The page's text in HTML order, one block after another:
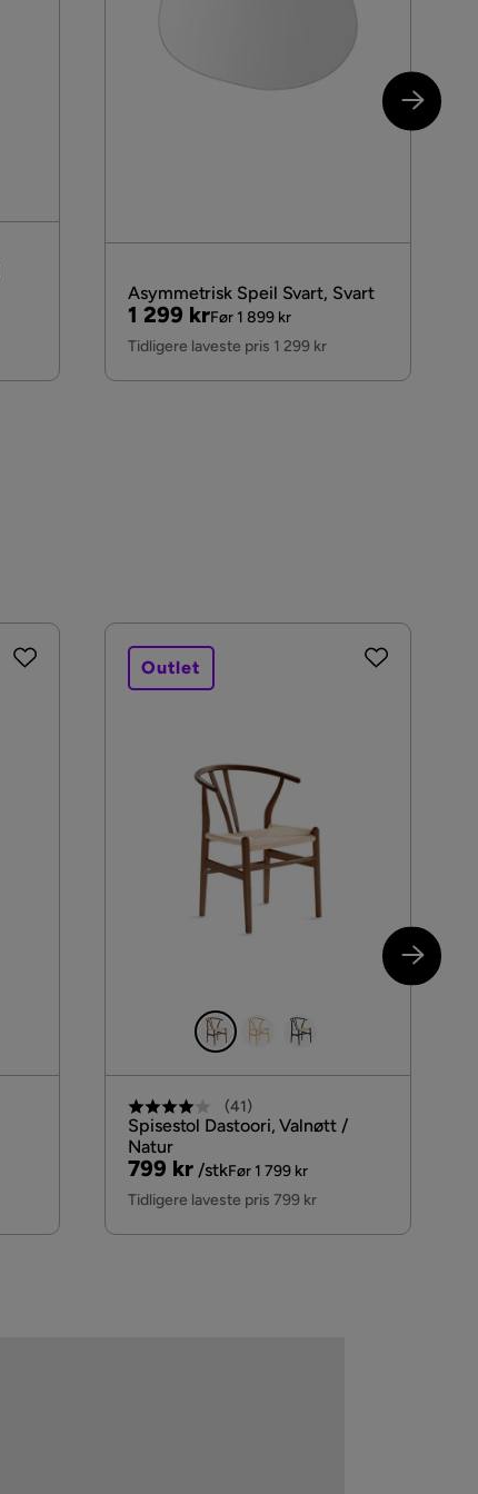
Asymmetrisk Speil Svart, Svart
Pris
1 299 kr
Original
Pris
Før 1 899 kr
Tidligere laveste pris 1 299 kr
(41)
Spisestol Dastoori, Valnøtt /
Natur
Pris
799 kr /stk
Original
Pris
Før 1 799 kr
Tidligere laveste pris 799 kr
Outlet